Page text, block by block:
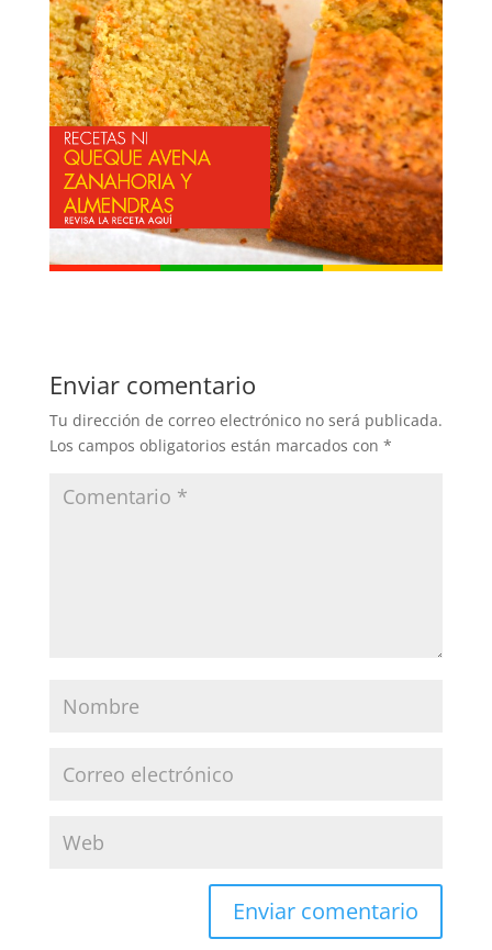
Enviar comentario
Tu dirección de correo electrónico no será publicada.
Los campos obligatorios están marcados con *